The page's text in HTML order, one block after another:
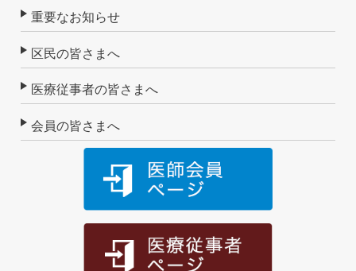
重要なお知らせ
区民の皆さまへ
医療従事者の皆さまへ
会員の皆さまへ